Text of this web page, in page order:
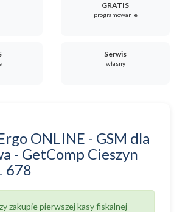
GRATIS
programowanie
Serwis
własny
ONLINE - GSM dla
- GetComp Cieszyn
678
zakupie pierwszej kasy fiskalnej